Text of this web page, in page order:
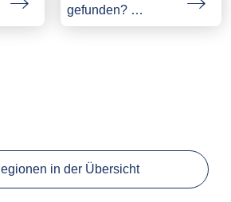
gefunden? …
in der Übersicht